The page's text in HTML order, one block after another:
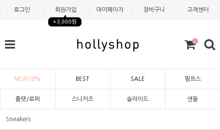
로그인 회원가입
+3,000원
마이페이지 장바구니 고객센터
0
NEW10% BEST SALE 펌프스
플랫/로퍼 스니커즈 슬라이드 샌들
Sneakers